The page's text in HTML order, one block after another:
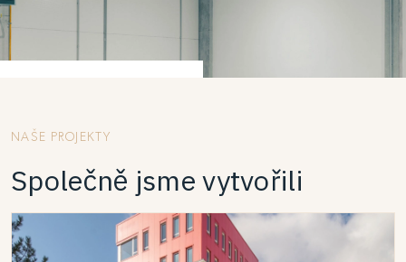
NAŠE PROJEKTY
Společně jsme vytvořili